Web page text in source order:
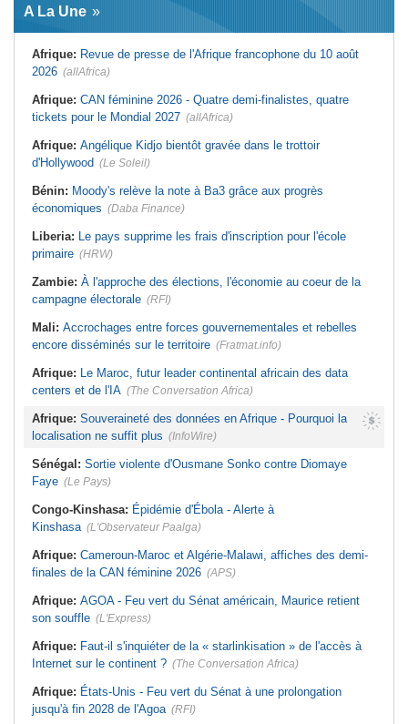
Mali: Accrochages entre forces
encore disséminés sur le territoire
Sénégal:Sortie violente d'Ousmane
Sonko contre Diomaye Faye
Afrique:
Cameroun-Maroc et
finales de la CAN féminine 2026
Guinée: L'activiste Bella Bah porté
sommet Kang Yatse II
Maroc:Ceuta et Melilla - L'histoire
Afrique: Un ex-otage allemand
kidnappé au Niger récupéré par les
Afrique:Bamako - Alger - Câbles et
Maroc:
Crise migratoire - L'UE
salue l'action conjointe du pays et de
A La Une
Afrique: Revue de presse de l'Afrique francophone du 10 août
2026 (allAfrica)
Afrique: CAN féminine 2026 - Quatre demi-finalistes, quatre
tickets pour le Mondial 2027 (allAfrica)
Afrique: Angélique Kidjo bientôt gravée dans le trottoir
d'Hollywood (Le Soleil)
Bénin: Moody's relève la note à Ba3 grâce aux progrès
économiques (Daba Finance)
Liberia: Le pays supprime les frais d'inscription pour l'école
primaire (HRW)
Zambie: À l'approche des élections, l'économie au coeur de la
campagne électorale (RFI)
Mali: Accrochages entre forces gouvernementales et rebelles
encore disséminés sur le territoire (Fratmat.info)
Afrique: Le Maroc, futur leader continental africain des data
centers et de l'IA (The Conversation Africa)
Afrique: Souveraineté des données en Afrique - Pourquoi la
localisation ne suffit plus (InfoWire)
Sénégal: Sortie violente d'Ousmane Sonko contre Diomaye
Faye (Le Pays)
Congo-Kinshasa: Épidémie d'Ébola - Alerte à
Kinshasa (L'Observateur Paalga)
Afrique: Cameroun-Maroc et Algérie-Malawi, affiches des demi-
finales de la CAN féminine 2026 (APS)
Afrique: AGOA - Feu vert du Sénat américain, Maurice retient
son souffle (L'Express)
Afrique: Faut-il s'inquiéter de la « starlinkisation » de l'accès à
Internet sur le continent ? (The Conversation Africa)
Afrique: États-Unis - Feu vert du Sénat à une prolongation
jusqu'à fin 2028 de l'Agoa (RFI)